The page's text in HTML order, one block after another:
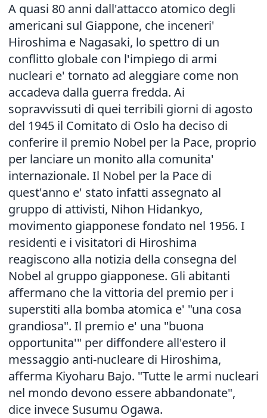
A quasi 80 anni dall'attacco atomico degli
americani sul Giappone, che inceneri'
Hiroshima e Nagasaki, lo spettro di un
conflitto globale con l'impiego di armi
nucleari e' tornato ad aleggiare come non
accadeva dalla guerra fredda. Ai
sopravvissuti di quei terribili giorni di agosto
del 1945 il Comitato di Oslo ha deciso di
conferire il premio Nobel per la Pace, proprio
per lanciare un monito alla comunita'
internazionale. Il Nobel per la Pace di
quest'anno e' stato infatti assegnato al
gruppo di attivisti, Nihon Hidankyo,
movimento giapponese fondato nel 1956. I
residenti e i visitatori di Hiroshima
reagiscono alla notizia della consegna del
Nobel al gruppo giapponese. Gli abitanti
affermano che la vittoria del premio per i
superstiti alla bomba atomica e' "una cosa
grandiosa". Il premio e' una "buona
opportunita'" per diffondere all'estero il
messaggio anti-nucleare di Hiroshima,
afferma Kiyoharu Bajo. "Tutte le armi nucleari
nel mondo devono essere abbandonate",
dice invece Susumu Ogawa.